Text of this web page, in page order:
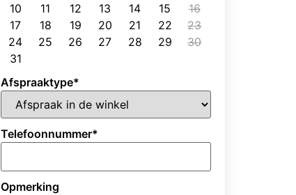
10
11 12 13 14 15
16
17
18 19 20 21 22
23
24
25 26 27 28 29
30
31
Afspraaktype*
Telefoonnummer*
Opmerking